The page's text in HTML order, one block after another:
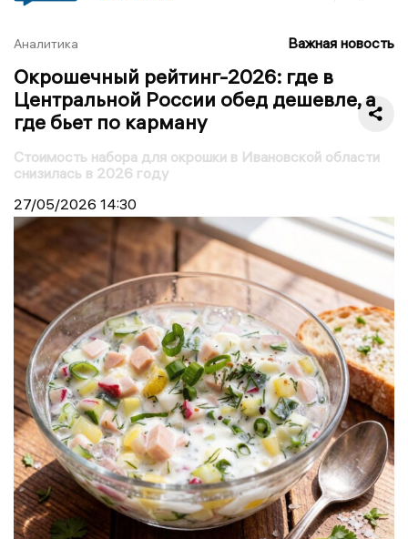
Аналитика Важная новость
Окрошечный рейтинг-2026: где в
Центральной России обед дешевле, а
где бьет по карману
Стоимость набора для окрошки в Ивановской области
снизилась в 2026 году
27/05/2026 14:30